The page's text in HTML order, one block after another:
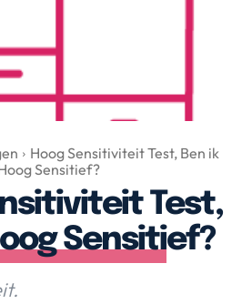
Huis & Tuin
Nieuws & Media
Over Valerie
De Top 5
Contact
CHOICE
Hoog Sensitiviteit Test, Ben ik
Sensitief?
Test,
Sensitief?